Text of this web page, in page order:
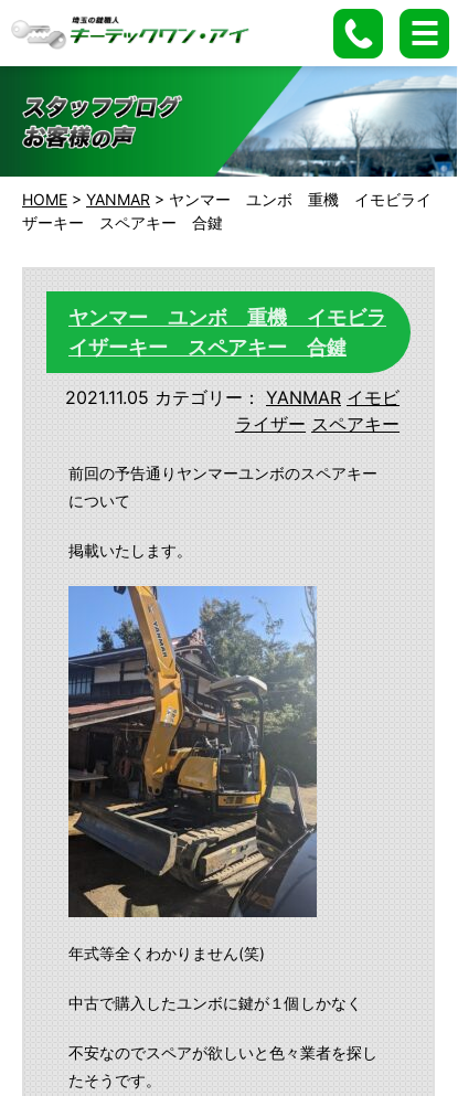
HOME > YANMAR > ヤンマー ユンボ 重機 イモビライ
ザーキー スペアキー 合鍵
ヤンマー ユンボ 重機 イモビラ
イザーキー スペアキー 合鍵
2021.11.05 カテゴリー： YANMAR イモビ
ライザー スペアキー
前回の予告通りヤンマーユンボのスペアキー
について
掲載いたします。
年式等全くわかりません(笑)
中古で購入したユンボに鍵が１個しかなく
不安なのでスペアが欲しいと色々業者を探し
たそうです。